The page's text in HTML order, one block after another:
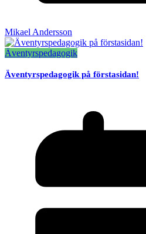
Mikael Andersson
Äventyrspedagogik
Äventyrspedagogik på förstasidan!